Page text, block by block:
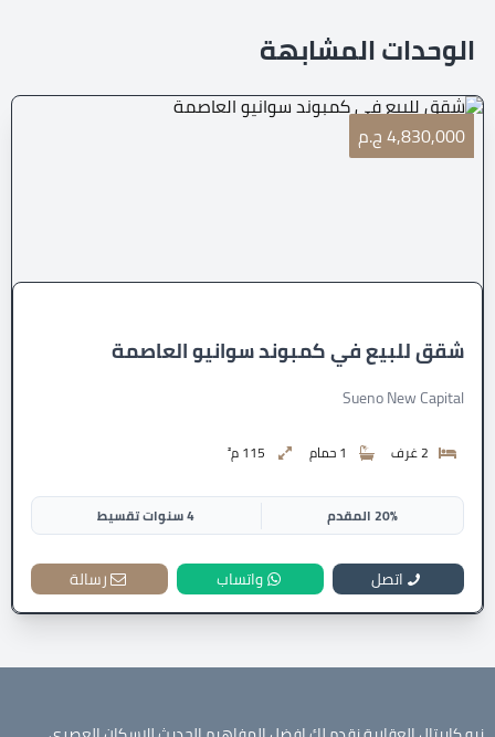
الوحدات المشابهة
4,830,000 ج.م
شقق للبيع في كمبوند سوانيو العاصمة
Sueno New Capital
2 غرف 1 حمام 115 م²
20% المقدم 4 سنوات تقسيط
اتصل واتساب رسالة